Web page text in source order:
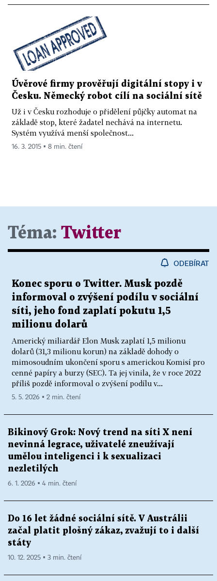
Úvěrové firmy prověřují digitální stopy i v
Česku. Německý robot cílí na sociální sítě
Už i v Česku rozhoduje o přidělení půjčky automat na
základě stop, které žadatel nechává na internetu.
Systém využívá menší společnost...
16. 3. 2015 ▪ 8 min. čtení
Téma: Twitter
ODEBÍRAT
Konec sporu o Twitter. Musk pozdě
informoval o zvýšení podílu v sociální
síti, jeho fond zaplatí pokutu 1,5
milionu dolarů
Americký miliardář Elon Musk zaplatí 1,5 milionu
dolarů (31,3 milionu korun) na základě dohody o
mimosoudním ukončení sporu s americkou Komisí pro
cenné papíry a burzy (SEC). Ta jej vinila, že v roce 2022
příliš pozdě informoval o zvýšení podílu v...
5. 5. 2026 ▪ 2 min. čtení
Bikinový Grok: Nový trend na síti X není
nevinná legrace, uživatelé zneužívají
umělou inteligenci i k sexualizaci
nezletilých
6. 1. 2026 ▪ 4 min. čtení
Do 16 let žádné sociální sítě. V Austrálii
začal platit plošný zákaz, zvažují to i další
státy
10. 12. 2025 ▪ 3 min. čtení